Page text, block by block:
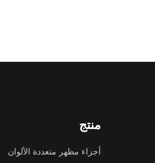
منتج
أجزاء مظهر متعددة الألوان